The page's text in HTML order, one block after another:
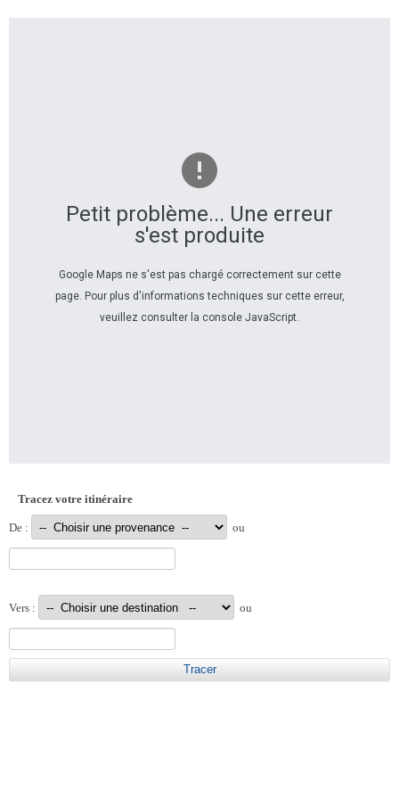
Petit problème... Une erreur
s'est produite
Google Maps ne s'est pas chargé correctement sur cette
page. Pour plus d'informations techniques sur cette erreur,
veuillez consulter la console JavaScript.
Tracez votre itinéraire
De : ou
Vers : ou